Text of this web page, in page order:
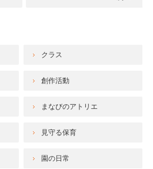
クラス
創作活動
まなびのアトリエ
見守る保育
園の日常